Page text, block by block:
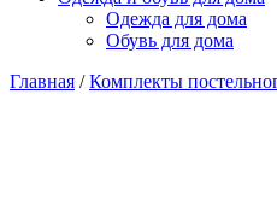
Одежда для дома
Обувь для дома
Главная /Комплекты